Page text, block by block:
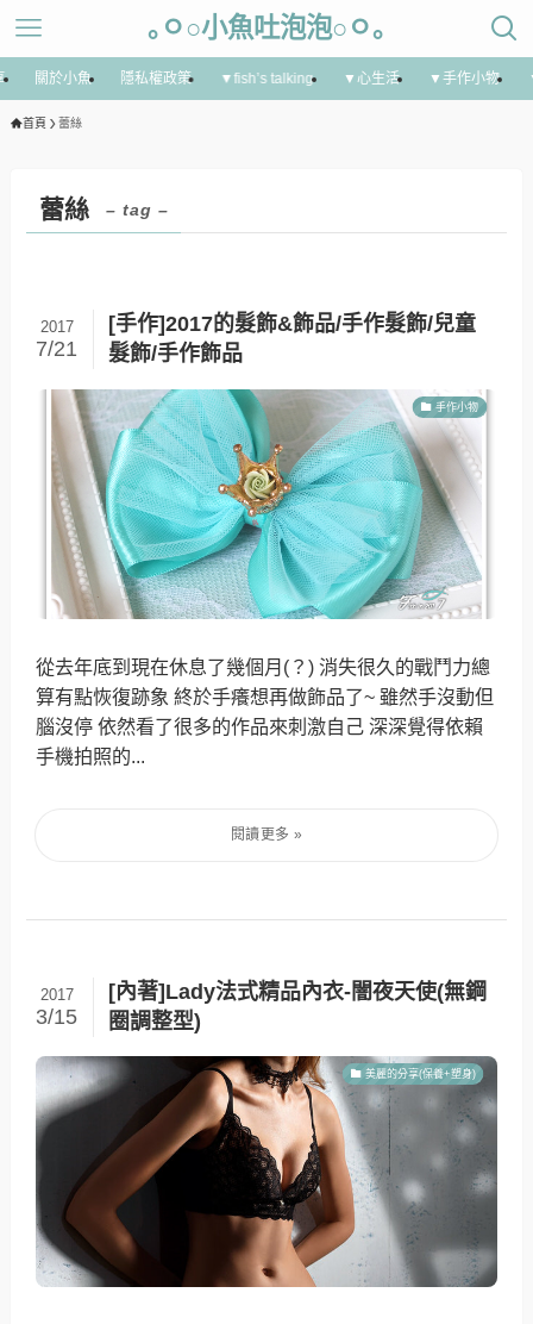
｡ㅇ○小魚吐泡泡○ㅇ｡
關於小魚 隱私權政策 ▼fish’s talking ▼心生活 ▼手作小物
首頁 蕾絲
蕾絲 – tag –
[手作]2017的髮飾&飾品/手作髮飾/兒童
髮飾/手作飾品
2017
7/21
手作小物
從去年底到現在休息了幾個月(？) 消失很久的戰鬥力總
算有點恢復跡象 終於手癢想再做飾品了~ 雖然手沒動但
腦沒停 依然看了很多的作品來刺激自己 深深覺得依賴
手機拍照的...
[內著]Lady法式精品內衣-闇夜天使(無鋼
圈調整型)
2017
3/15
美麗的分享(保養+塑身)